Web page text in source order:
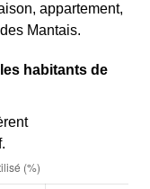
appartement,
Mantais.
habitants de